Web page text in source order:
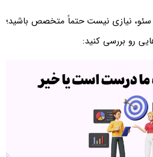
سئو، نیازی نیست حتماً متخصص باشید؛
رو بررسی کنید: